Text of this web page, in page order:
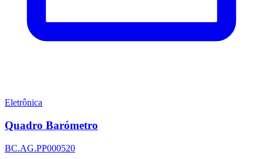
Eletrônica
Quadro Barómetro
BC.AG.PP000520